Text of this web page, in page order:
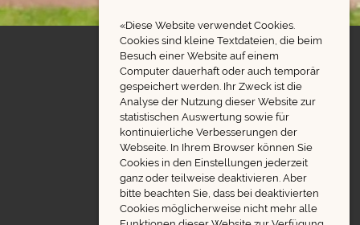
«Diese Website verwendet Cookies.
Cookies sind kleine Textdateien, die beim
Besuch einer Website auf einem
Computer dauerhaft oder auch temporär
gespeichert werden. Ihr Zweck ist die
Analyse der Nutzung dieser Website zur
statistischen Auswertung sowie für
kontinuierliche Verbesserungen der
Webseite. In Ihrem Browser können Sie
Cookies in den Einstellungen jederzeit
ganz oder teilweise deaktivieren. Aber
bitte beachten Sie, dass bei deaktivierten
Cookies möglicherweise nicht mehr alle
© Sportschützen Neckertal
Erstellt 2021